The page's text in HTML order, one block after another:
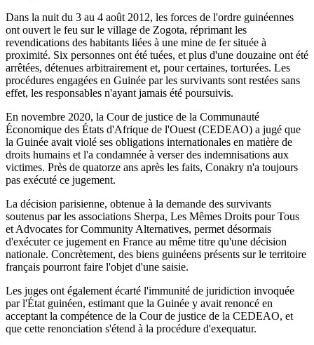
Dans la nuit du 3 au 4 août 2012, les forces de l'ordre guinéennes
ont ouvert le feu sur le village de Zogota, réprimant les
revendications des habitants liées à une mine de fer située à
proximité. Six personnes ont été tuées, et plus d'une douzaine ont été
arrêtées, détenues arbitrairement et, pour certaines, torturées. Les
procédures engagées en Guinée par les survivants sont restées sans
effet, les responsables n'ayant jamais été poursuivis.
En novembre 2020, la Cour de justice de la Communauté
Économique des États d'Afrique de l'Ouest (CEDEAO) a jugé que
la Guinée avait violé ses obligations internationales en matière de
droits humains et l'a condamnée à verser des indemnisations aux
victimes. Près de quatorze ans après les faits, Conakry n'a toujours
pas exécuté ce jugement.
La décision parisienne, obtenue à la demande des survivants
soutenus par les associations Sherpa, Les Mêmes Droits pour Tous
et Advocates for Community Alternatives, permet désormais
d'exécuter ce jugement en France au même titre qu'une décision
nationale. Concrètement, des biens guinéens présents sur le territoire
français pourront faire l'objet d'une saisie.
Les juges ont également écarté l'immunité de juridiction invoquée
par l'État guinéen, estimant que la Guinée y avait renoncé en
acceptant la compétence de la Cour de justice de la CEDEAO, et
que cette renonciation s'étend à la procédure d'exequatur.